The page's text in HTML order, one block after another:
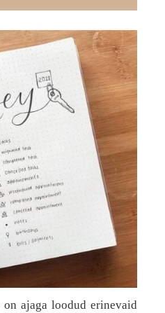
ajaga loodud erinevaid